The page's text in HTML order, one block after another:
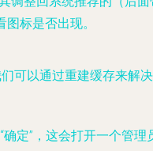
标是否出现。
可以通过重建缓存来解决
定”，这会打开一个管理